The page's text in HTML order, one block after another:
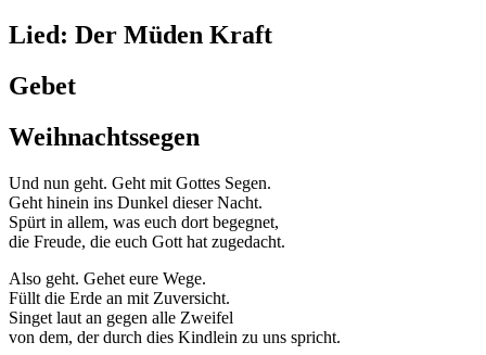
Lied: Der Müden Kraft
Gebet
Weihnachtssegen
Und nun geht. Geht mit Gottes Segen.
Geht hinein ins Dunkel dieser Nacht.
Spürt in allem, was euch dort begegnet,
die Freude, die euch Gott hat zugedacht.
Also geht. Gehet eure Wege.
Füllt die Erde an mit Zuversicht.
Singet laut an gegen alle Zweifel
von dem, der durch dies Kindlein zu uns spricht.